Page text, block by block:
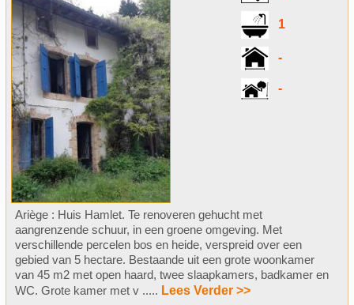
1
-
-
Ariège : Huis Hamlet. Te renoveren gehucht met
aangrenzende schuur, in een groene omgeving. Met
verschillende percelen bos en heide, verspreid over een
gebied van 5 hectare. Bestaande uit een grote woonkamer
van 45 m2 met open haard, twee slaapkamers, badkamer en
WC. Grote kamer met v ..... Lees Verder >>